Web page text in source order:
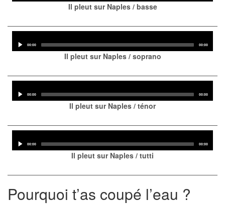
Il pleut sur Naples / basse
Player
Current
00:00
Total
00:00
Il pleut sur Naples / soprano
Player
Current
00:00
Total
00:00
Il pleut sur Naples / ténor
Player
Current
00:00
Total
00:00
Il pleut sur Naples / tutti
Pourquoi t’as coupé l’eau ?